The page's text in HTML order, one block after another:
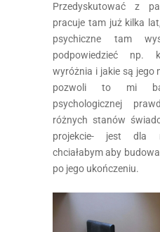
Przedyskutować z
pracuje tam już kilka
psychiczne tam
podpowiedzieć np.
wyróżnia i jakie są jego
pozwoli to mi
psychologicznej
różnych stanów
projekcie- jest dla
chciałabym aby
po jego ukończeniu.